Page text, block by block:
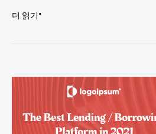
1.
겨
더 읽기"